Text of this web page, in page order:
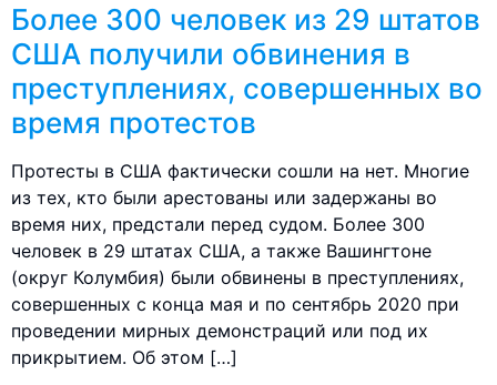
Более 300 человек из 29 штатов
США получили обвинения в
преступлениях, совершенных во
время протестов
Протесты в США фактически сошли на нет. Многие
из тех, кто были арестованы или задержаны во
время них, предстали перед судом. Более 300
человек в 29 штатах США, а также Вашингтоне
(округ Колумбия) были обвинены в преступлениях,
совершенных с конца мая и по сентябрь 2020 при
проведении мирных демонстраций или под их
прикрытием. Об этом […]